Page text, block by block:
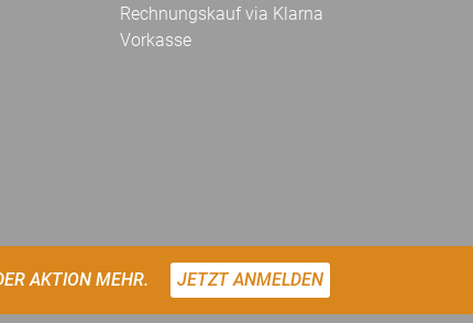
Rechnungskauf via Klarna
Vorkasse
AKTION MEHR. JETZT ANMELDEN